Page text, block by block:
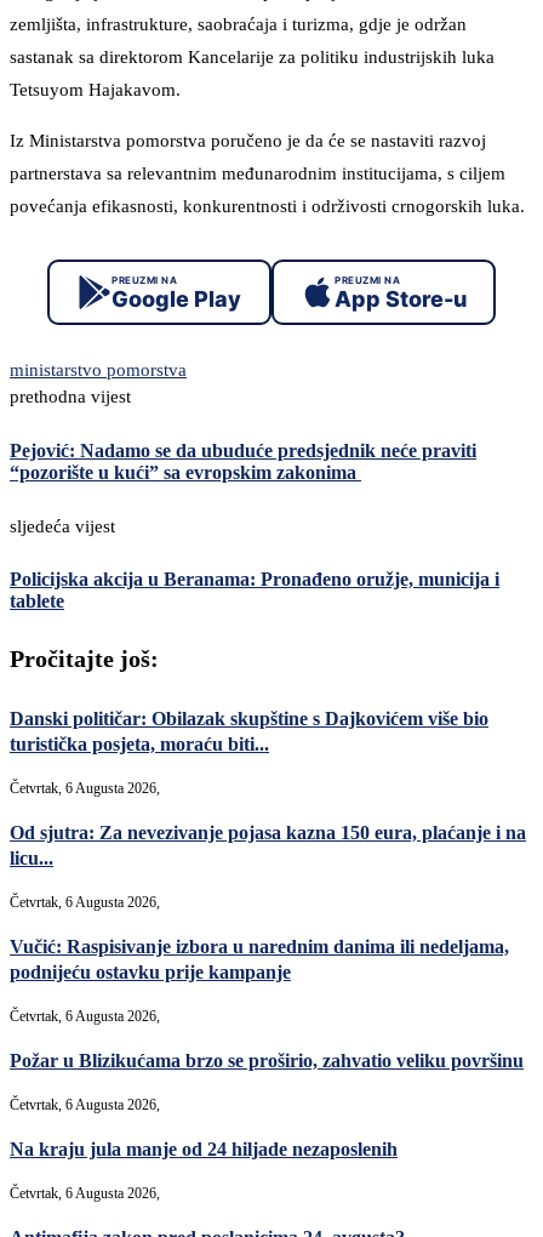
zemljišta, infrastrukture, saobraćaja i turizma, gdje je održan
sastanak sa direktorom Kancelarije za politiku industrijskih luka
Tetsuyom Hajakavom.
Iz Ministarstva pomorstva poručeno je da će se nastaviti razvoj
partnerstava sa relevantnim međunarodnim institucijama, s ciljem
povećanja efikasnosti, konkurentnosti i održivosti crnogorskih luka.
PREUZMI NA
Google Play
PREUZMI NA
App Store-u
ministarstvo pomorstva
prethodna vijest
Pejović: Nadamo se da ubuduće predsjednik neće praviti
“pozorište u kući” sa evropskim zakonima
sljedeća vijest
Policijska akcija u Beranama: Pronađeno oružje, municija i
tablete
Pročitajte još:
Danski političar: Obilazak skupštine s Dajkovićem više bio
turistička posjeta, moraću biti...
Četvrtak, 6 Augusta 2026,
Od sjutra: Za nevezivanje pojasa kazna 150 eura, plaćanje i na
licu...
Četvrtak, 6 Augusta 2026,
Vučić: Raspisivanje izbora u narednim danima ili nedeljama,
podnijeću ostavku prije kampanje
Četvrtak, 6 Augusta 2026,
Požar u Blizikućama brzo se proširio, zahvatio veliku površinu
Četvrtak, 6 Augusta 2026,
Na kraju jula manje od 24 hiljade nezaposlenih
Četvrtak, 6 Augusta 2026,